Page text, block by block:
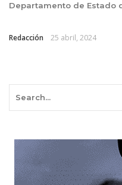
Departamento de Estado
Redacción 25 abril, 2024